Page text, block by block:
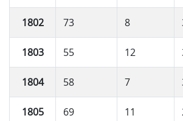
1802 73 8
1803 55 12
1804 58 7
1805 69 11